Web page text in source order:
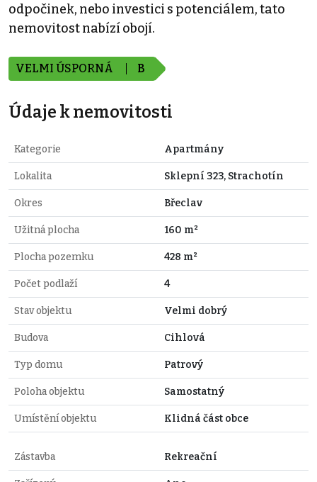
odpočinek, nebo investici s potenciálem, tato
nemovitost nabízí obojí.
VELMI ÚSPORNÁ B
Údaje k nemovitosti
Kategorie Apartmány
Lokalita Sklepní 323, Strachotín
Okres Břeclav
Užitná plocha 160 m²
Plocha pozemku 428 m²
Počet podlaží 4
Stav objektu Velmi dobrý
Budova Cihlová
Typ domu Patrový
Poloha objektu Samostatný
Umístění objektu Klidná část obce
Zástavba Rekreační